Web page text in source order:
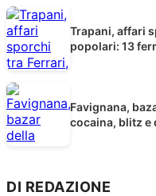
Trapani, affari
popolari: 13
Favignana,
cocaina, blitz e
DI REDAZIONE